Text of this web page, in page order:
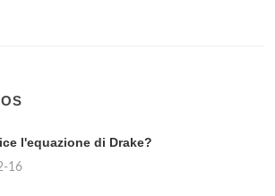
l'equazione di Drake?
16